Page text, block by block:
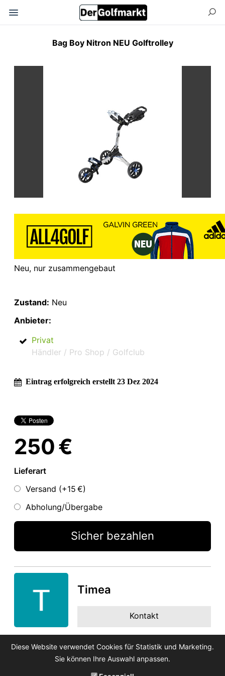
Bag Boy Nitron NEU Golftrolley
Neu, nur zusammengebaut
Zustand: Neu
Anbieter:
Privat
Händler / Pro Shop / Golfclub
Eintrag erfolgreich erstellt 23 Dez 2024
250 €
Lieferart
Versand (+15 €)
Abholung/Übergabe
Sicher bezahlen
Timea
Kontakt
Diese Website verwendet Cookies für Statistik und Marketing.
Sie können Ihre Auswahl anpassen.